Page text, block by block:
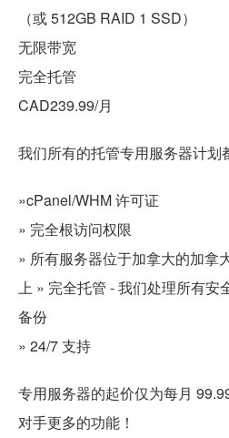
（或 512GB RAID 1 SSD）
无限带宽
完全托管
CAD239.99/月
我们所有的托管专用服务器计划
»cPanel/WHM 许可证
» 完全根访问权限
» 所有服务器位于加拿大的加拿
上 » 完全托管 - 我们处理所有安
备份
» 24/7 支持
专用服务器的起价仅为每月
对手更多的功能！